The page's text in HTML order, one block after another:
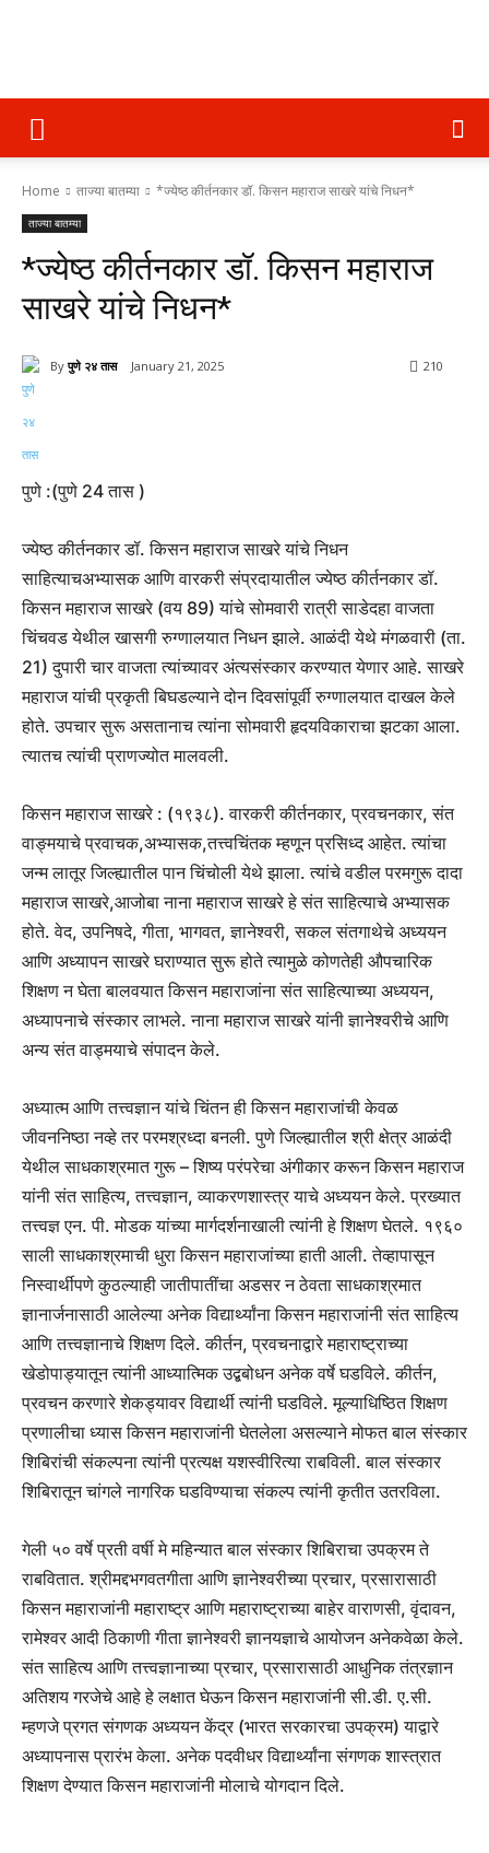
पुणे
२४
Home ताज्या बातम्या *ज्येष्ठ कीर्तनकार डॉ. किसन महाराज साखरे यांचे निधन*
ताज्या बातम्या
*ज्येष्ठ कीर्तनकार डॉ. किसन महाराज
साखरे यांचे निधन*
By पुणे २४ तास January 21, 2025 210
पुणे :(पुणे 24 तास )
ज्येष्ठ कीर्तनकार डॉ. किसन महाराज साखरे यांचे निधन
साहित्याचअभ्यासक आणि वारकरी संप्रदायातील ज्येष्ठ कीर्तनकार डॉ.
किसन महाराज साखरे (वय 89) यांचे सोमवारी रात्री साडेदहा वाजता
चिंचवड येथील खासगी रुग्णालयात निधन झाले. आळंदी येथे मंगळवारी (ता.
21) दुपारी चार वाजता त्यांच्यावर अंत्यसंस्कार करण्यात येणार आहे. साखरे
महाराज यांची प्रकृती बिघडल्याने दोन दिवसांपूर्वी रुग्णालयात दाखल केले
होते. उपचार सुरू असतानाच त्यांना सोमवारी हृदयविकाराचा झटका आला.
त्यातच त्यांची प्राणज्योत मालवली.
किसन महाराज साखरे : (१९३८). वारकरी कीर्तनकार, प्रवचनकार, संत
वाङ्मयाचे प्रवाचक,अभ्यासक,तत्त्वचिंतक म्हणून प्रसिध्द आहेत. त्यांचा
जन्म लातूर जिल्ह्यातील पान चिंचोली येथे झाला. त्यांचे वडील परमगुरू दादा
महाराज साखरे,आजोबा नाना महाराज साखरे हे संत साहित्याचे अभ्यासक
होते. वेद, उपनिषदे, गीता, भागवत, ज्ञानेश्वरी, सकल संतगाथेचे अध्ययन
आणि अध्यापन साखरे घराण्यात सुरू होते त्यामुळे कोणतेही औपचारिक
शिक्षण न घेता बालवयात किसन महाराजांना संत साहित्याच्या अध्ययन,
अध्यापनाचे संस्कार लाभले. नाना महाराज साखरे यांनी ज्ञानेश्वरीचे आणि
अन्य संत वाड्मयाचे संपादन केले.
अध्यात्म आणि तत्त्वज्ञान यांचे चिंतन ही किसन महाराजांची केवळ
जीवननिष्ठा नव्हे तर परमश्रध्दा बनली. पुणे जिल्ह्यातील श्री क्षेत्र आळंदी
येथील साधकाश्रमात गुरू – शिष्य परंपरेचा अंगीकार करून किसन महाराज
यांनी संत साहित्य, तत्त्वज्ञान, व्याकरणशास्त्र याचे अध्ययन केले. प्रख्यात
तत्त्वज्ञ एन. पी. मोडक यांच्या मार्गदर्शनाखाली त्यांनी हे शिक्षण घेतले. १९६०
साली साधकाश्रमाची धुरा किसन महाराजांच्या हाती आली. तेव्हापासून
निस्वार्थीपणे कुठल्याही जातीपातींचा अडसर न ठेवता साधकाश्रमात
ज्ञानार्जनासाठी आलेल्या अनेक विद्यार्थ्यांना किसन महाराजांनी संत साहित्य
आणि तत्त्वज्ञानाचे शिक्षण दिले. कीर्तन, प्रवचनाद्वारे महाराष्ट्राच्या
खेडोपाड्यातून त्यांनी आध्यात्मिक उद्बबोधन अनेक वर्षे घडविले. कीर्तन,
प्रवचन करणारे शेकड्यावर विद्यार्थी त्यांनी घडविले. मूल्याधिष्ठित शिक्षण
प्रणालीचा ध्यास किसन महाराजांनी घेतलेला असल्याने मोफत बाल संस्कार
शिबिरांची संकल्पना त्यांनी प्रत्यक्ष यशस्वीरित्या राबविली. बाल संस्कार
शिबिरातून चांगले नागरिक घडविण्याचा संकल्प त्यांनी कृतीत उतरविला.
गेली ५० वर्षे प्रती वर्षी मे महिन्यात बाल संस्कार शिबिराचा उपक्रम ते
राबवितात. श्रीमद्दभगवतगीता आणि ज्ञानेश्वरीच्या प्रचार, प्रसारासाठी
किसन महाराजांनी महाराष्ट्र आणि महाराष्ट्राच्या बाहेर वाराणसी, वृंदावन,
रामेश्वर आदी ठिकाणी गीता ज्ञानेश्वरी ज्ञानयज्ञाचे आयोजन अनेकवेळा केले.
संत साहित्य आणि तत्त्वज्ञानाच्या प्रचार, प्रसारासाठी आधुनिक तंत्रज्ञान
अतिशय गरजेचे आहे हे लक्षात घेऊन किसन महाराजांनी सी.डी. ए.सी.
म्हणजे प्रगत संगणक अध्ययन केंद्र (भारत सरकारचा उपक्रम) याद्वारे
अध्यापनास प्रारंभ केला. अनेक पदवीधर विद्यार्थ्यांना संगणक शास्त्रात
शिक्षण देण्यात किसन महाराजांनी मोलाचे योगदान दिले.